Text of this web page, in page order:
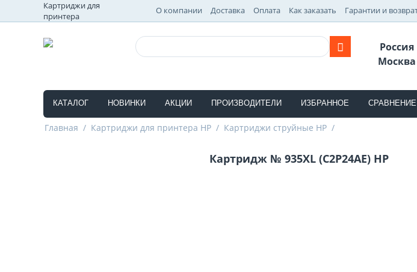
Картриджи для
принтера
О компании Доставка Оплата Как заказать Гарантии и
КАТАЛОГ НОВИНКИ АКЦИИ ПРОИЗВОДИТЕЛИ ИЗБРАННОЕ СРАВНЕНИЕ
Главная / Картриджи для принтера HP / Картриджи струйные HP /
Картридж № 935XL (C2P24AE) HP